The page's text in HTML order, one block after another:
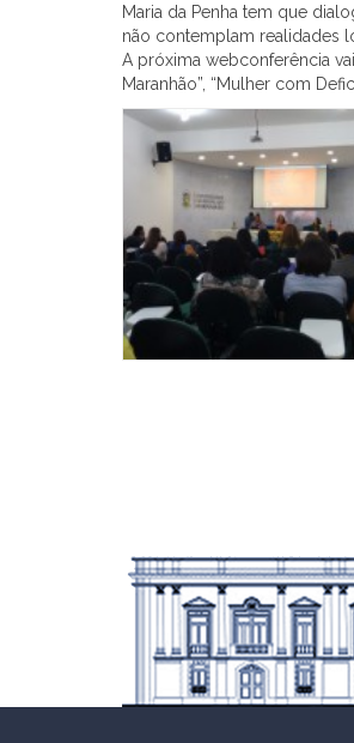
Maria da Penha tem que
não contemplam realidades
A próxima webconferência
Maranhão”, “Mulher com